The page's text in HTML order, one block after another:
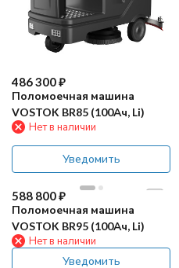
486 300₽
Поломоечная машина
VOSTOK BR85 (100Ач, Li)
Нет в наличии
Уведомить
588 800₽
Поломоечная машина
VOSTOK BR95 (100Ач, Li)
Нет в наличии
Уведомить